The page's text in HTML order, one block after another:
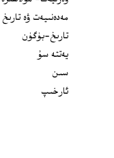
مەدەنىيەت ۋە تارىخ
تارىخ-بۈگۈن
يەتتە سۇ
سىن
ئارخىپ